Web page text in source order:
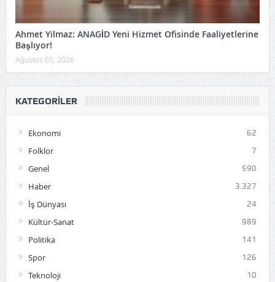
Ahmet Yilmaz: ANAGİD Yeni Hizmet Ofisinde Faaliyetlerine
Başlıyor!
Ağustos 05, 2026
KATEGORILER
Ekonomi 62
Folklor 7
Genel 590
Haber 3.327
İş Dünyası 24
Kültür-Sanat 989
Politika 141
Spor 126
Teknoloji 10